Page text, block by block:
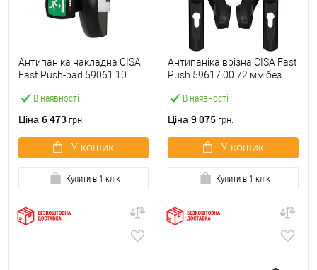
В наявності
Антипаніка накладна CISA
Fast Push-pad 59061.10
Ціна 6 473 грн.
У кошик
Купити в 1 клік
В наявності
Антипаніка врізна CISA Fast
Push 59617.00 72 мм без
Ціна 9 075 грн.
У кошик
Купити в 1 клік